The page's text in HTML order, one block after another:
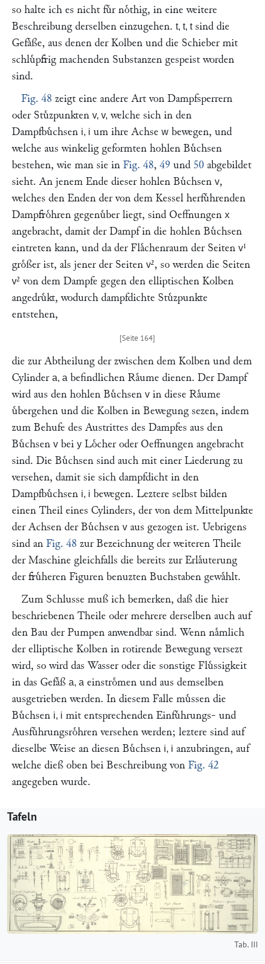
so halte ich es nicht fuͤr noͤthig, in eine weitere
Beschreibung derselben einzugehen. t, t, tsind die
Gefaͤße, aus denen der Kolben und die Schieber mit
schluͤpfrig machenden Substanzen gespeist worden
sind.
Fig. 48 zeigt eine andere Art von Dampfsperrern
oder Stuͤzpunkten v, v, welche sich in den
Dampfbuͤchsen i, i um ihre Achse w bewegen, und
welche aus winkelig geformten hohlen Buͤchsen
bestehen, wie man sie in Fig. 48, 49 und 50 abgebildet
sieht. An jenem Ende dieser hohlen Buͤchsen v,
welches den Enden der von dem Kessel herfuͤhrenden
Dampfroͤhren gegenuͤber liegt, sind Oeffnungen x
angebracht, damit der Dampf in die hohlen Buͤchsen
eintreten kann, und da der Flaͤchenraum der Seiten v¹
groͤßer ist, als jener der Seiten v², so werden die Seiten
v² von dem Dampfe gegen den elliptischen Kolben
angedruͤkt, wodurch dampfdichte Stuͤzpunkte
entstehen,
die zur Abtheilung der zwischen dem Kolben und dem
Cylinder a, a befindlichen Raͤume dienen. Der Dampf
wird aus den hohlen Buͤchsen v in diese Raͤume
uͤbergehen und die Kolben in Bewegung sezen, indem
zum Behufe des Austrittes des Dampfes aus den
Buͤchsen v bei y Loͤcher oder Oeffnungen angebracht
sind. Die Buͤchsen sind auch mit einer Liederung zu
versehen, damit sie sich dampfdicht in den
Dampfbuͤchsen i, i bewegen. Leztere selbst bilden
einen Theil eines Cylinders, der von dem Mittelpunkte
der Achsen der Buͤchsen v aus gezogen ist. Uebrigens
sind an Fig. 48 zur Bezeichnung der weiteren Theile
der Maschine gleichfalls die bereits zur Erlaͤuterung
der fruͤheren Figuren benuzten Buchstaben gewaͤhlt.
Zum Schlusse muß ich bemerken, daß die hier
beschriebenen Theile oder mehrere derselben auch auf
den Bau der Pumpen anwendbar sind. Wenn naͤmlich
der elliptische Kolben in rotirende Bewegung versezt
wird, so wird das Wasser oder die sonstige Fluͤssigkeit
in das Gefaͤß a, a einstroͤmen und aus demselben
ausgetrieben werden. In diesem Falle muͤssen die
Buͤchsen i, i mit entsprechenden Einfuͤhrungs- und
Ausfuͤhrungsroͤhren versehen werden; leztere sind auf
dieselbe Weise an diesen Buͤchsen i, i anzubringen, auf
welche dieß oben bei Beschreibung von Fig. 42
angegeben wurde.
Tafeln
Tab. III